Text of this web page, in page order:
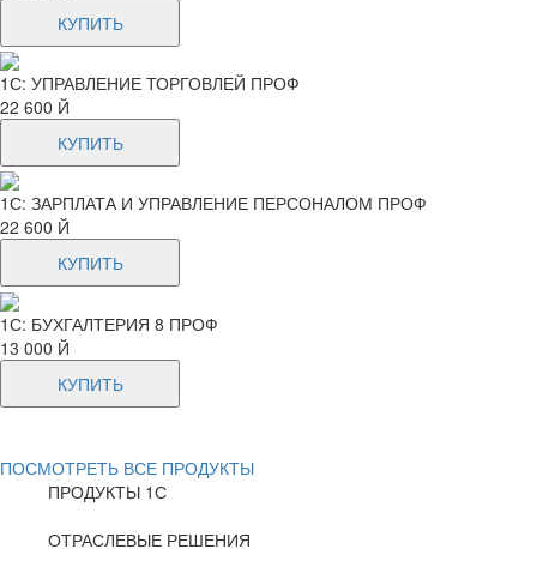
КУПИТЬ
1С: УПРАВЛЕНИЕ ТОРГОВЛЕЙ ПРОФ
22 600 Й
КУПИТЬ
1С: ЗАРПЛАТА И УПРАВЛЕНИЕ ПЕРСОНАЛОМ ПРОФ
22 600 Й
КУПИТЬ
1С: БУХГАЛТЕРИЯ 8 ПРОФ
13 000 Й
КУПИТЬ
ПОСМОТРЕТЬ ВСЕ ПРОДУКТЫ
ПРОДУКТЫ 1С
ОТРАСЛЕВЫЕ РЕШЕНИЯ